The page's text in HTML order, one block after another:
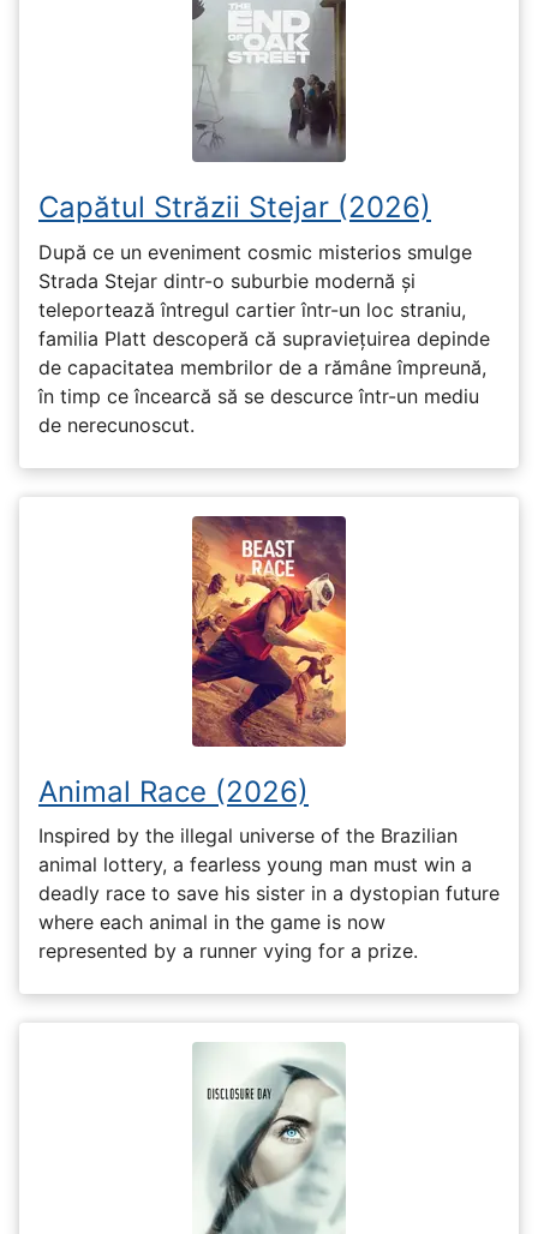
Capătul Străzii Stejar (2026)
După ce un eveniment cosmic misterios smulge
Strada Stejar dintr-o suburbie modernă și
teleportează întregul cartier într-un loc straniu,
familia Platt descoperă că supraviețuirea depinde
de capacitatea membrilor de a rămâne împreună,
în timp ce încearcă să se descurce într-un mediu
de nerecunoscut.
Animal Race (2026)
Inspired by the illegal universe of the Brazilian
animal lottery, a fearless young man must win a
deadly race to save his sister in a dystopian future
where each animal in the game is now
represented by a runner vying for a prize.